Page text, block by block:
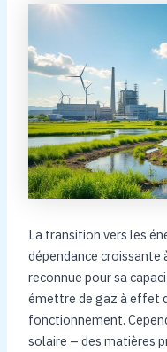
La transition vers les
dépendance croissante
reconnue pour sa
émettre de gaz à effet
fonctionnement.
solaire – des matières